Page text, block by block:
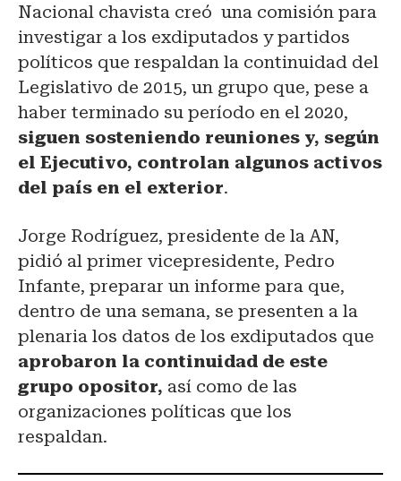
Nacional chavista creó una comisión para
investigar a los exdiputados y partidos
políticos que respaldan la continuidad del
Legislativo de 2015, un grupo que, pese a
haber terminado su período en el 2020,
siguen sosteniendo reuniones y, según
el Ejecutivo, controlan algunos activos
del país en el exterior.
Jorge Rodríguez, presidente de la AN,
pidió al primer vicepresidente, Pedro
Infante, preparar un informe para que,
dentro de una semana, se presenten a la
plenaria los datos de los exdiputados que
aprobaron la continuidad de este
grupo opositor, así como de las
organizaciones políticas que los
respaldan.